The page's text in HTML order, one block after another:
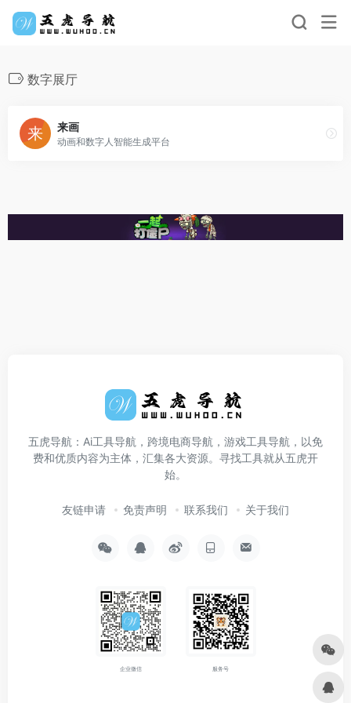
数字展厅
来画
动画和数字人智能生成平台
五虎导航：Ai工具导航，跨境电商导航，游戏工具导航，以免
费和优质内容为主体，汇集各大资源。寻找工具就从五虎开
始。
友链申请 免责声明 联系我们 关于我们
企业微信 服务号